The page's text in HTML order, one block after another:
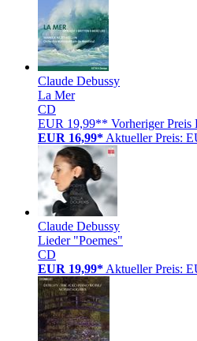
Claude Debussy
La Mer
CD
EUR 19,99** Vorheriger Preis
EUR 16,99* Aktueller Preis:
Claude Debussy
Lieder "Poemes"
CD
EUR 19,99* Aktueller Preis: